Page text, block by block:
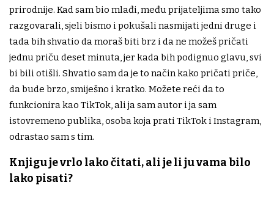
prirodnije. Kad sam bio mlađi, među prijateljima smo tako
razgovarali, sjeli bismo i pokušali nasmijati jedni druge i
tada bih shvatio da moraš biti brz i da ne možeš pričati
jednu priču deset minuta, jer kada bih podignuo glavu, svi
bi bili otišli. Shvatio sam da je to način kako pričati priče,
da bude brzo, smiješno i kratko. Možete reći da to
funkcionira kao TikTok, ali ja sam autor i ja sam
istovremeno publika, osoba koja prati TikTok i Instagram,
odrastao sam s tim.
Knjigu je vrlo lako čitati, ali je li ju vama bilo
lako pisati?